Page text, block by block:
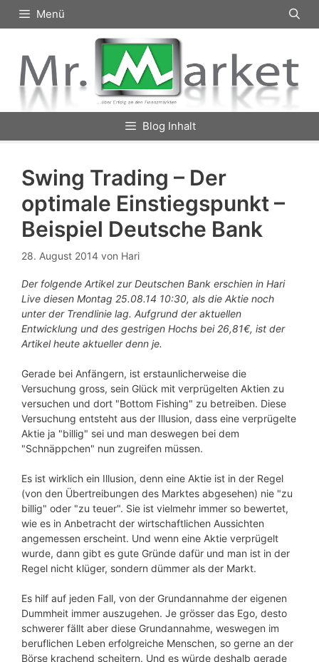
Inhalt
Menü
Blog Inhalt
Swing Trading – Der
optimale Einstiegspunkt –
Beispiel Deutsche Bank
28. August 2014 von Hari
Der folgende Artikel zur Deutschen Bank erschien in Hari
Live diesen Montag 25.08.14 10:30, als die Aktie noch
unter der Trendlinie lag. Aufgrund der aktuellen
Entwicklung und des gestrigen Hochs bei 26,81€, ist der
Artikel heute aktueller denn je.
Gerade bei Anfängern, ist erstaunlicherweise die
Versuchung gross, sein Glück mit verprügelten Aktien zu
versuchen und dort "Bottom Fishing" zu betreiben. Diese
Versuchung entsteht aus der Illusion, dass eine verprügelte
Aktie ja "billig" sei und man deswegen bei dem
"Schnäppchen" nun zugreifen müssen.
Es ist wirklich ein Illusion, denn eine Aktie ist in der Regel
(von den Übertreibungen des Marktes abgesehen) nie "zu
billig" oder "zu teuer". Sie ist vielmehr immer so bewertet,
wie es in Anbetracht der wirtschaftlichen Aussichten
angemessen erscheint. Und wenn eine Aktie verprügelt
wurde, dann gibt es gute Gründe dafür und man ist in der
Regel nicht klüger, sondern dümmer als der Markt.
Es hilf auf jeden Fall, von der Grundannahme der eigenen
Dummheit immer auszugehen. Je grösser das Ego, desto
schwerer fällt aber diese Grundannahme, weswegen im
beruflichen Leben erfolgreiche Menschen, so gerne an der
Börse krachend scheitern. Und es würde deshalb gerade